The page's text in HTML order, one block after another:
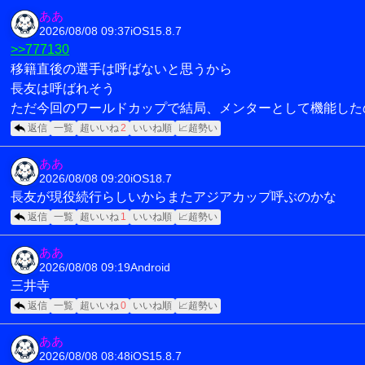
ああ
2026/08/08 09:37iOS15.8.7
>>777130
移籍直後の選手は呼ばないと思うから
長友は呼ばれそう
ただ今回のワールドカップで結局、メンターとして機能し
返信 一覧 超いいね 2 いいね順 📈超勢い
ああ
2026/08/08 09:20iOS18.7
長友が現役続行らしいからまたアジアカップ呼ぶのかな
返信 一覧 超いいね 1 いいね順 📈超勢い
ああ
2026/08/08 09:19Android
三井寺
返信 一覧 超いいね 0 いいね順 📈超勢い
ああ
2026/08/08 08:48iOS15.8.7